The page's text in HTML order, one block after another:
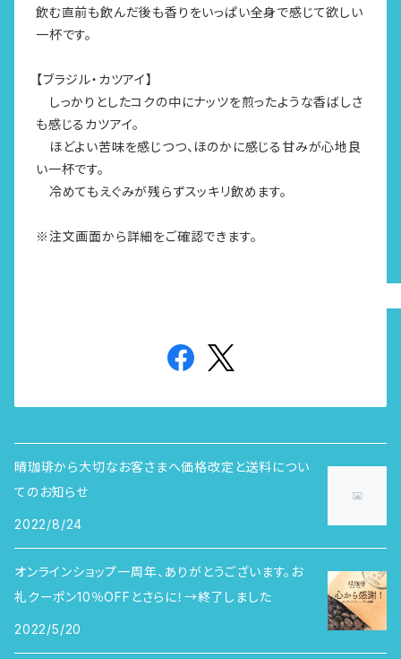
飲む直前も飲んだ後も香りをいっぱい全身で感じて欲しい
一杯です。
【ブラジル・カツアイ】
しっかりとしたコクの中にナッツを煎ったような香ばしさ
も感じるカツアイ。
ほどよい苦味を感じつつ、ほのかに感じる甘みが心地良
い一杯です。
冷めてもえぐみが残らずスッキリ飲めます。
※注文画面から詳細をご確認できます。
晴珈琲から大切なお客さまへ価格改定と送料につい
てのお知らせ
2022/8/24
オンラインショップ一周年、ありがとうございます。お
礼クーポン10％OFFとさらに！→終了しました
2022/5/20